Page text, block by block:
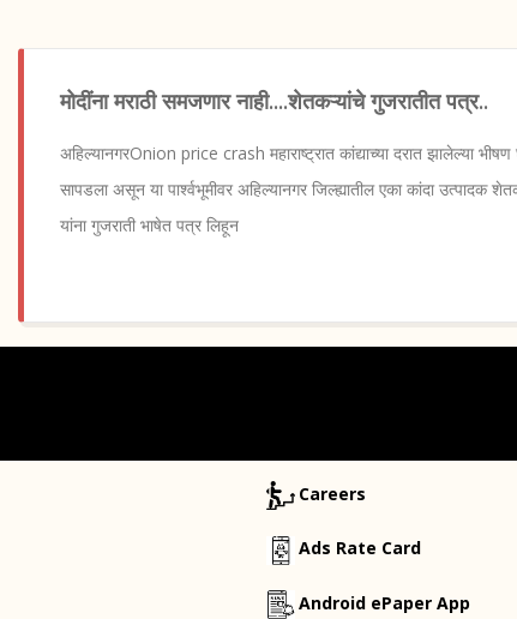
मोदींना मराठी समजणार नाही....शेतकऱ्यांचे गुजरातीत पत्र..
अहिल्यानगरOnion price crash महाराष्ट्रात कांद्याच्या दरात झालेल्या
सापडला असून या पार्श्वभूमीवर अहिल्यानगर जिल्ह्यातील एका कांदा उत्पादक
यांना गुजराती भाषेत पत्र लिहून
Careers
Ads Rate Card
Android ePaper App